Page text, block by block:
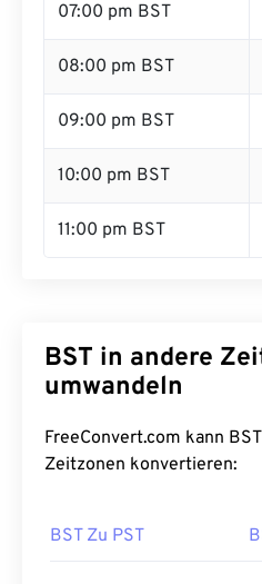
07:00 pm BST
08:00 pm BST
09:00 pm BST
10:00 pm BST
11:00 pm BST
BST in andere
umwandeln
FreeConvert.com kann
Zeitzonen konvertieren:
BST Zu PST